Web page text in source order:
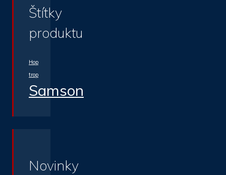
Štítky
produktu
Hop
trop
Samson
Novinky